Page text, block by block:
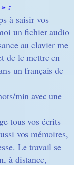
:
à saisir vos
un fichier audio
au clavier me
de le mettre en
un français de
min avec une
tous vos écrits
vos mémoires,
Le travail se
à distance,